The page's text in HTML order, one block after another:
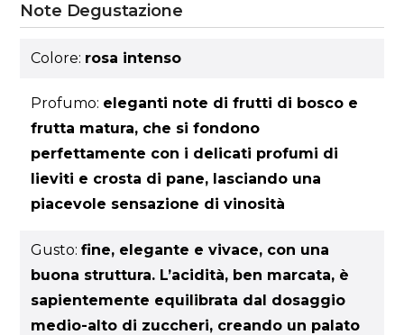
Note Degustazione
Colore: rosa intenso
Profumo: eleganti note di frutti di bosco e
frutta matura, che si fondono
perfettamente con i delicati profumi di
lieviti e crosta di pane, lasciando una
piacevole sensazione di vinosità
Gusto:fine, elegante e vivace, con una
buona struttura. L’acidità, ben marcata, è
sapientemente equilibrata dal dosaggio
medio-alto di zuccheri, creando un palato